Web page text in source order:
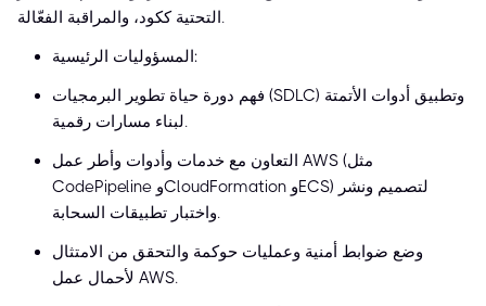
التحتية ككود، والمراقبة الفعّالة.
المسؤوليات الرئيسية:
فهم دورة حياة تطوير البرمجيات (SDLC) وتطبيق أدوات الأتمتة
لبناء مسارات رقمية.
التعاون مع خدمات وأدوات وأطر عمل AWS (مثل
CodePipeline وCloudFormation وECS) لتصميم ونشر
واختبار تطبيقات السحابة.
وضع ضوابط أمنية وعمليات حوكمة والتحقق من الامتثال
لأحمال عمل AWS.